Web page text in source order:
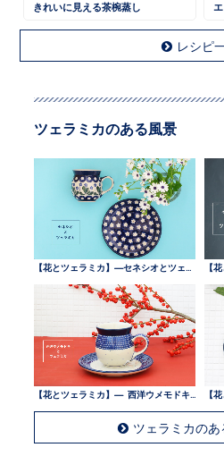
きれいに見える茶椀蒸し
レシピ
ツェラミカのある風景
ツェラミカのあ